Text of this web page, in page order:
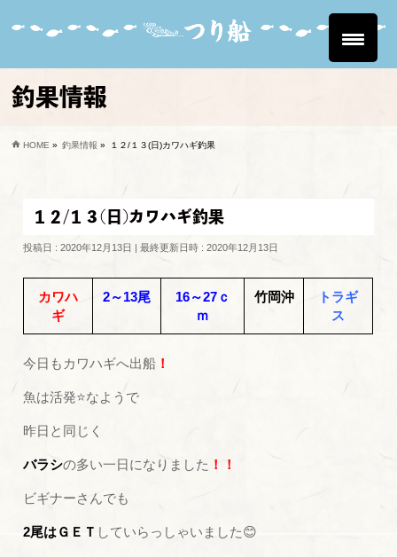
釣果情報
HOME » 釣果情報 » １２/１３(日)カワハギ釣果
１２/１３(日)カワハギ釣果
投稿日 : 2020年12月13日 最終更新日時 : 2020年12月13日
カワハ
ギ
2～13尾
16～27ｃ
ｍ
竹岡沖
トラギ
ス
今日もカワハギへ出船 ！
魚は活発⭐なようで
昨日と同じく
バラシの多い一日になりました ！！
ビギナーさんでも
2尾はＧＥＴ していらっしゃいました😊